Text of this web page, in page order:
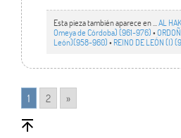
Esta pieza también aparece en ... AL
Omeya de Córdoba) (961-976)•
León)(958-960)• REINO DE LEÓN (I)
1 2 »